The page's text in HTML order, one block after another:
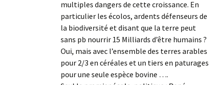
multiples dangers de cette croissance. En
particulier les écolos, ardents défenseurs de
la biodiversité et disant que la terre peut
sans pb nourrir 15 Milliards d’être humains ?
Oui, mais avec l’ensemble des terres arables
pour 2/3 en céréales et un tiers en paturages
pour une seule espèce bovine ….